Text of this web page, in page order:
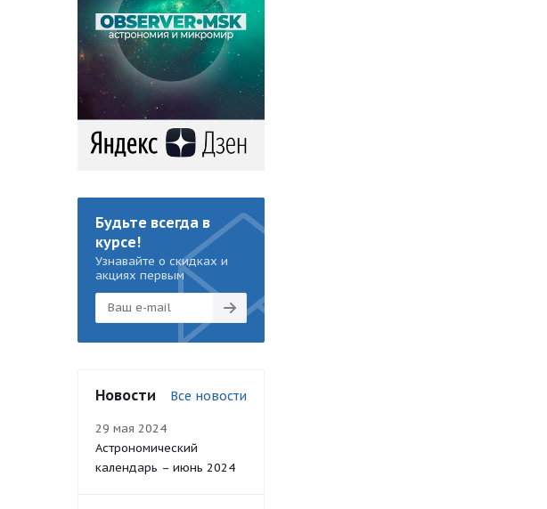
Будьте всегда в
курсе!
Узнавайте о скидках и
акциях первым
Новости Все новости
29 мая 2024
Астрономический
календарь – июнь 2024